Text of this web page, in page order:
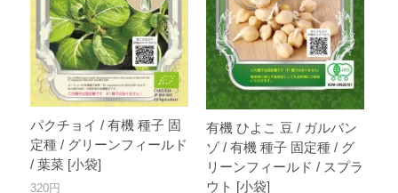
パクチョイ / 有機 種子 固
定種 / グリーンフィールド
/ 葉菜 [小袋]
320円
有機 ひよこ 豆 / ガルバン
ゾ / 有機 種子 固定種 / グ
リーンフィールド / スプラ
ウト [小袋]